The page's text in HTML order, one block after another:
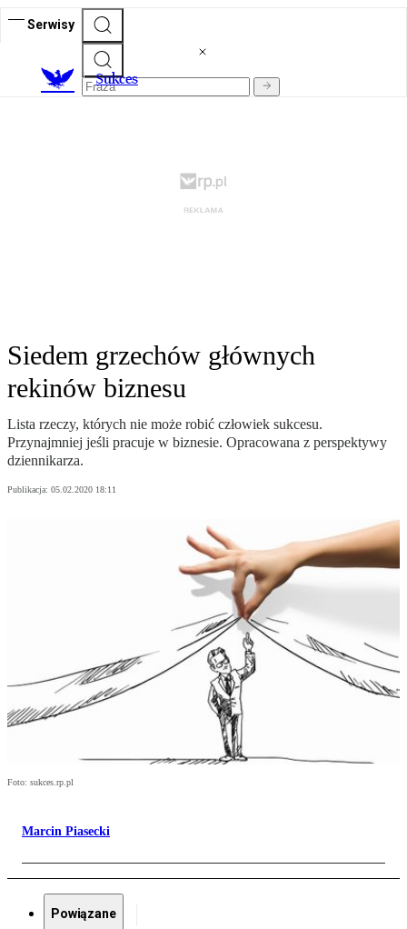
Serwisy
Sukces
Siedem grzechów głównych
rekinów biznesu
Lista rzeczy, których nie może robić człowiek sukcesu.
Przynajmniej jeśli pracuje w biznesie. Opracowana z perspektywy
dziennikarza.
Publikacja: 05.02.2020 18:11
Foto: sukces.rp.pl
Marcin Piasecki
Powiązane